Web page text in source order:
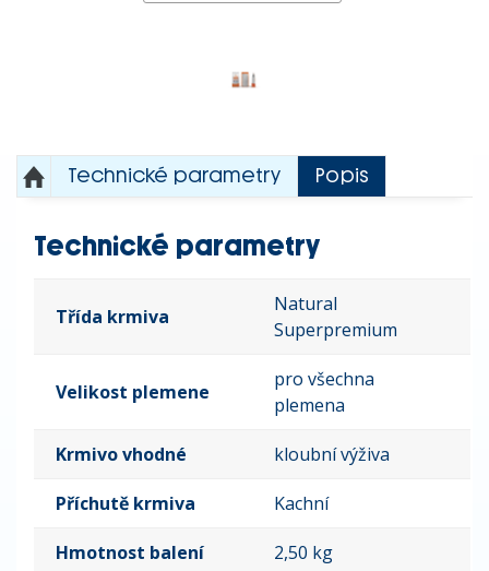
Technické parametry Popis
Technické parametry
Třída krmiva
Natural
Superpremium
Velikost plemene
pro všechna
plemena
Krmivo vhodné kloubní výživa
Příchutě krmiva Kachní
Hmotnost balení 2,50 kg